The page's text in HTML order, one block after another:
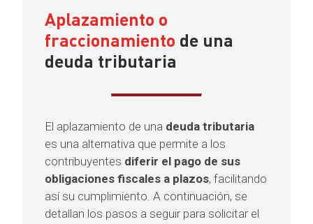
Aplazamiento o
fraccionamiento de una
deuda tributaria
El aplazamiento de una deuda tributaria
es una alternativa que permite a los
contribuyentes diferir el pago de sus
obligaciones fiscales a plazos, facilitando
así su cumplimiento. A continuación, se
detallan los pasos a seguir para solicitar el